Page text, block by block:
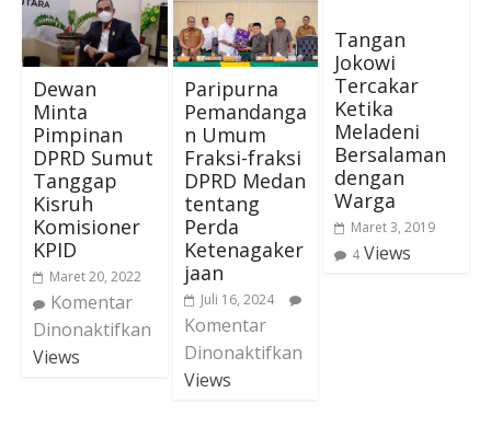
Dewan
Minta
Pimpinan
DPRD Sumut
Tanggap
Kisruh
Komisioner
KPID
Maret 20, 2022
Komentar
Dinonaktifkan
Views
Paripurna
Pemandanga
n Umum
Fraksi-fraksi
DPRD Medan
tentang
Perda
Ketenagaker
jaan
Juli 16, 2024
Komentar
Dinonaktifkan
Views
Tangan
Jokowi
Tercakar
Ketika
Meladeni
Bersalaman
dengan
Warga
Maret 3, 2019
4 Views